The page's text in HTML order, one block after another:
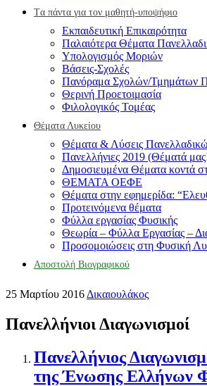
Tα πάντα για τον μαθητή-υποψήφιο
Eκπαιδευτική Επικαιρότητα
Παλαιότερα Θέματα
Υπολογισμός Μοριών
Βάσεις-Σχολές
Πανόραμα Σχολών/Τμημάτων
Θερινή Προετοιμασία
Φιλολογικός Τομέας
Θέματα Λυκείου
Θέματα & Λύσεις
Πανελλήνιες 2019 (Θέματά
Δημοσιευμένα Θέματα κοντά
ΘΕΜΑΤΑ ΟΕΦΕ
Θέματα στην εφημερίδα:
Προτεινόμενα θέματα
Φύλλα εργασίας Φυσικής
Θεωρία – Φύλλα Εργασίας –
Προσομοιώσεις στη Φυσική
Αποστολή Βιογραφικού
25 Μαρτίου 2016 Δικαιουλάκος
Πανελλήνιοι Διαγωνισμοί
Πανελλήνιος
της Ένωσης Ελλήνων